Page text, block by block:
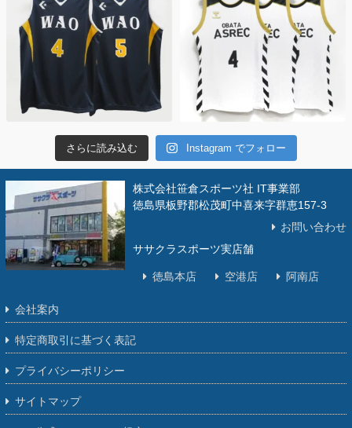
さらに読み込む Instagram でフォロー
株式会社笹倉スポーツ社 IT事業部
徳島県板野郡松茂町中喜来字群恵157-3
お問い合わせ
ササクラスポーツ実店舗
徳島本店 空港店 阿南店
会社案内
特定商取引に基づく表記
プライバシーポリシー
サイトマップ